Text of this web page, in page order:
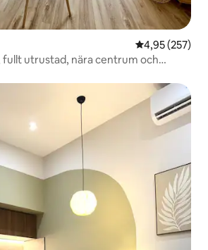
4,95 av 5 i
4,95 (257)
utrustad, nära centrum och